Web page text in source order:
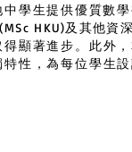
學生提供優質數
HKU)及其他資
顯著進步。此外
性，為每位學生